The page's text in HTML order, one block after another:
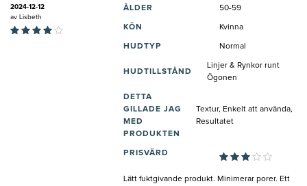
2024-12-12
av
Lisbeth
ÅLDER 50-59
KÖN Kvinna
HUDTYP Normal
HUDTILLSTÅND
Linjer & Rynkor runt
Ögonen
DETTA
GILLADE JAG
MED
PRODUKTEN
Textur, Enkelt att använda,
Resultatet
PRISVÄRD
Lätt fuktgivande produkt. Minimerar porer. Ett